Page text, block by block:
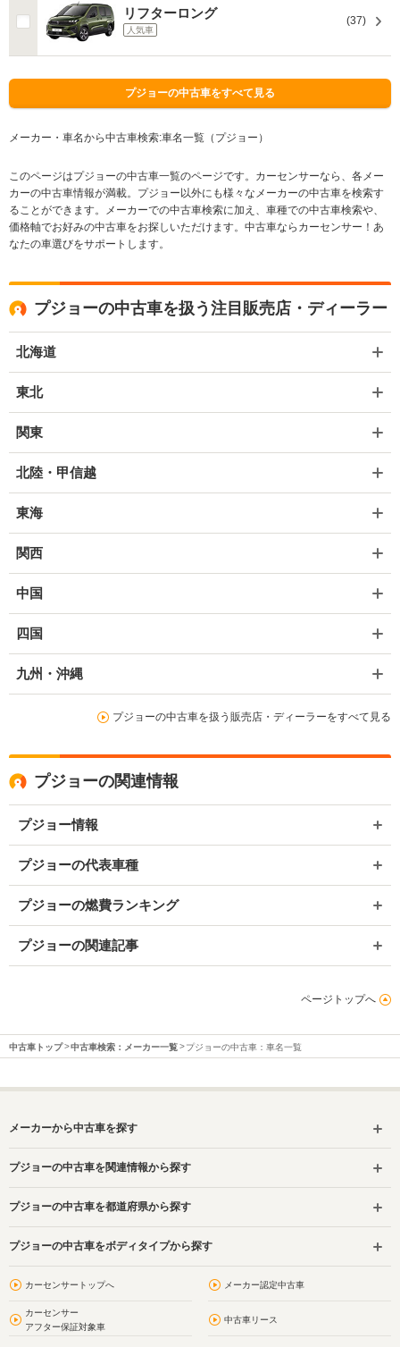
リフターロング
人気車
(37)
プジョーの中古車をすべて見る
メーカー・車名から中古車検索:車名一覧（プジョー）
このページはプジョーの中古車一覧のページです。カーセンサーなら、各メー
カーの中古車情報が満載。プジョー以外にも様々なメーカーの中古車を検索す
ることができます。メーカーでの中古車検索に加え、車種での中古車検索や、
価格軸でお好みの中古車をお探しいただけます。中古車ならカーセンサー！あ
なたの車選びをサポートします。
プジョーの中古車を扱う注目販売店・ディーラー
北海道
東北
関東
北陸・甲信越
東海
関西
中国
四国
九州・沖縄
プジョーの中古車を扱う販売店・ディーラーをすべて見る
プジョーの関連情報
プジョー情報
プジョーの代表車種
プジョーの燃費ランキング
プジョーの関連記事
ページトップへ
中古車トップ 中古車検索：メーカー一覧 プジョーの中古車：車名一覧
メーカーから中古車を探す
プジョーの中古車を関連情報から探す
プジョーの中古車を都道府県から探す
プジョーの中古車をボディタイプから探す
カーセンサートップへ メーカー認定中古車
カーセンサー
アフター保証対象車
中古車リース